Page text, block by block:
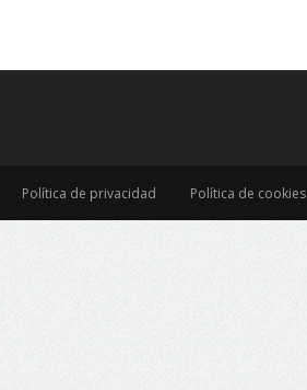
Política de privacidad Política de cookies